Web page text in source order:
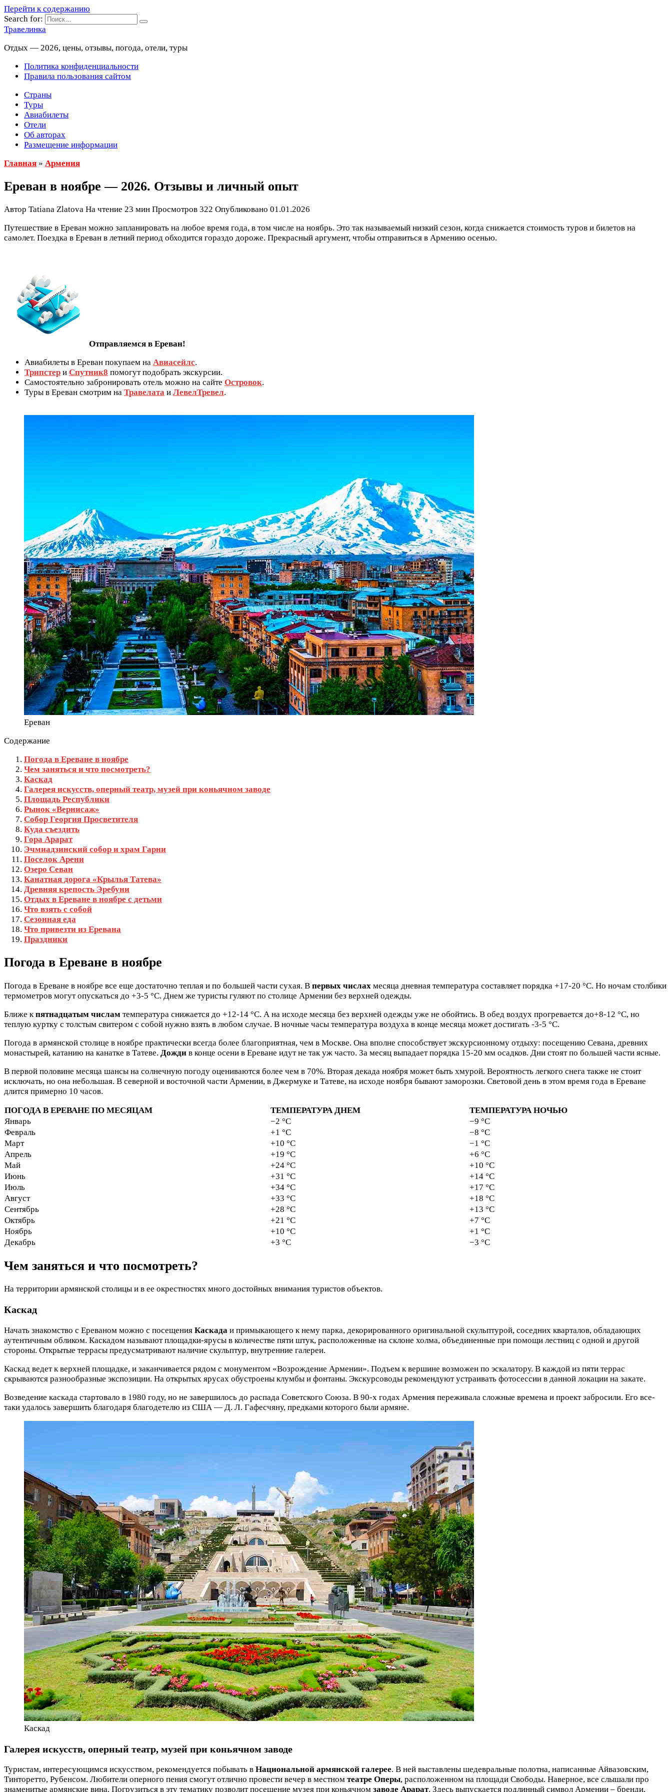
Перейти к содержанию
Search for:
Травелинка
Отдых — 2026, цены, отзывы, погода, отели, туры
Политика конфиденциальности
Правила пользования сайтом
Страны
Туры
Авиабилеты
Отели
Об авторах
Размещение информации
Главная » Армения
Ереван в ноябре — 2026. Отзывы и личный опыт
Автор Tatiana Zlatova На чтение 23 мин Просмотров 322 Опубликовано 01.01.2026
Путешествие в Ереван можно запланировать на любое время года, в том числе на ноябрь. Это так называемый низкий сезон, когда снижается стоимость туров и билетов на
самолет. Поездка в Ереван в летний период обходится гораздо дороже. Прекрасный аргумент, чтобы отправиться в Армению осенью.
Отправляемся в Ереван!
Авиабилеты в Ереван покупаем на Авиасейлс.
Трипстер и Спутник8 помогут подобрать экскурсии.
Самостоятельно забронировать отель можно на сайте Островок.
Туры в Ереван смотрим на Травелата и ЛевелТревел.
Ереван
Содержание
Погода в Ереване в ноябре
Чем заняться и что посмотреть?
Каскад
Галерея искусств, оперный театр, музей при коньячном заводе
Площадь Республики
Рынок «Вернисаж»
Собор Георгия Просветителя
Куда съездить
Гора Арарат
Эчмиадзинский собор и храм Гарни
Поселок Арени
Озеро Севан
Канатная дорога «Крылья Татева»
Древняя крепость Эребуни
Отдых в Ереване в ноябре с детьми
Что взять с собой
Сезонная еда
Что привезти из Еревана
Праздники
Погода в Ереване в ноябре
Погода в Ереване в ноябре все еще достаточно теплая и по большей части сухая. В первых числах месяца дневная температура составляет порядка +17-20 °C. Но ночам столбики
термометров могут опускаться до +3-5 °C. Днем же туристы гуляют по столице Армении без верхней одежды.
Ближе к пятнадцатым числам температура снижается до +12-14 °C. А на исходе месяца без верхней одежды уже не обойтись. В обед воздух прогревается до+8-12 °C, но
теплую куртку с толстым свитером с собой нужно взять в любом случае. В ночные часы температура воздуха в конце месяца может достигать -3-5 °C.
Погода в армянской столице в ноябре практически всегда более благоприятная, чем в Москве. Она вполне способствует экскурсионному отдыху: посещению Севана, древних
монастырей, катанию на канатке в Татеве. Дожди в конце осени в Ереване идут не так уж часто. За месяц выпадает порядка 15-20 мм осадков. Дни стоят по большей части ясные.
В первой половине месяца шансы на солнечную погоду оцениваются более чем в 70%. Вторая декада ноября может быть хмурой. Вероятность легкого снега также не стоит
исключать, но она небольшая. В северной и восточной части Армении, в Джермуке и Татеве, на исходе ноября бывают заморозки. Световой день в этом время года в Ереване
длится примерно 10 часов.
ПОГОДА В ЕРЕВАНЕ ПО МЕСЯЦАМ
ТЕМПЕРАТУРА ДНЕМ
ТЕМПЕРАТУРА НОЧЬЮ
Январь
−2 °C
−9 °C
Февраль
+1 °C
−8 °C
Март
+10 °C
−1 °C
Апрель
+19 °C
+6 °C
Май
+24 °C
+10 °C
Июнь
+31 °C
+14 °C
Июль
+34 °C
+17 °C
Август
+33 °C
+18 °C
Сентябрь
+28 °C
+13 °C
Октябрь
+21 °C
+7 °C
Ноябрь
+10 °C
+1 °C
Декабрь
+3 °C −3 °C
Чем заняться и что посмотреть?
На территории армянской столицы и в ее окрестностях много достойных внимания туристов объектов.
Каскад
Начать знакомство с Ереваном можно с посещения Каскада и примыкающего к нему парка, декорированного оригинальной скульптурой, соседних кварталов, обладающих
аутентичным обликом. Каскадом называют площадки-ярусы в количестве пяти штук, расположенные на склоне холма, объединенные при помощи лестниц с одной и другой
стороны. Открытые террасы предусматривают наличие скульптур, внутренние галереи.
Каскад ведет к верхней площадке, и заканчивается рядом с монументом «Возрождение Армении». Подъем к вершине возможен по эскалатору. В каждой из пяти террас
скрываются разнообразные экспозиции. На открытых ярусах обустроены клумбы и фонтаны. Экскурсоводы рекомендуют устраивать фотосессии в данной локации на закате.
Возведение каскада стартовало в 1980 году, но не завершилось до распада Советского Союза. В 90-х годах Армения переживала сложные времена и проект забросили. Его все-
таки удалось завершить благодаря благодетелю из США — Д. Л. Гафесчяну, предками которого были армяне.
Каскад
Галерея искусств, оперный театр, музей при коньячном заводе
Туристам, интересующимся искусством, рекомендуется побывать в Национальной армянской галерее. В ней выставлены шедевральные полотна, написанные Айвазовским,
Тинторетто, Рубенсом. Любители оперного пения смогут отлично провести вечер в местном театре Оперы, расположенном на площади Свободы. Наверное, все слышали про
знаменитые армянские вина. Погрузиться в эту тематику позволит посещение музея при коньячном заводе Арарат. Здесь выпускается подлинный символ Армении – бренди.